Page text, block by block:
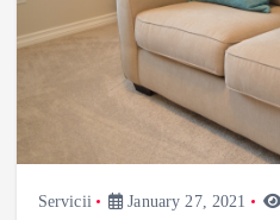
Servicii January 27, 2021